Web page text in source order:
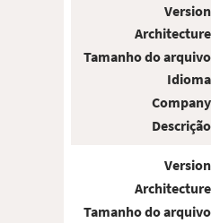
Version
Architecture
Tamanho do arquivo
Idioma
Company
Descrição
Version
Architecture
Tamanho do arquivo